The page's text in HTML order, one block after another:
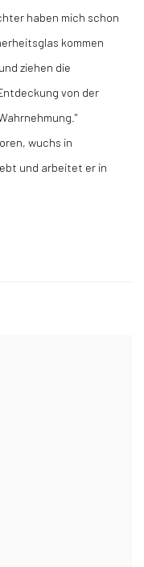
haben mich schon
kommen
ziehen die
von der
wuchs in
und arbeitet er in